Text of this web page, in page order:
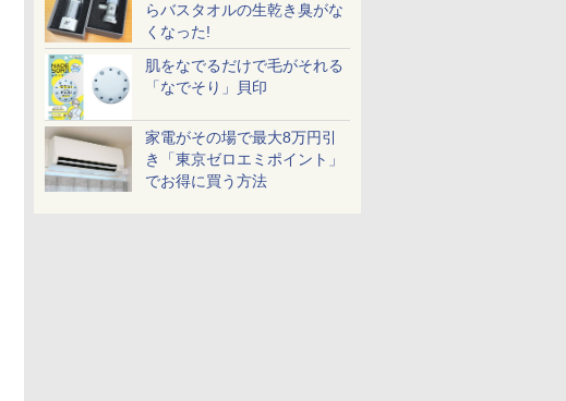
らバスタオルの生乾き臭がな
くなった!
肌をなでるだけで毛がそれる
「なでそり」貝印
家電がその場で最大8万円引
き「東京ゼロエミポイント」
でお得に買う方法